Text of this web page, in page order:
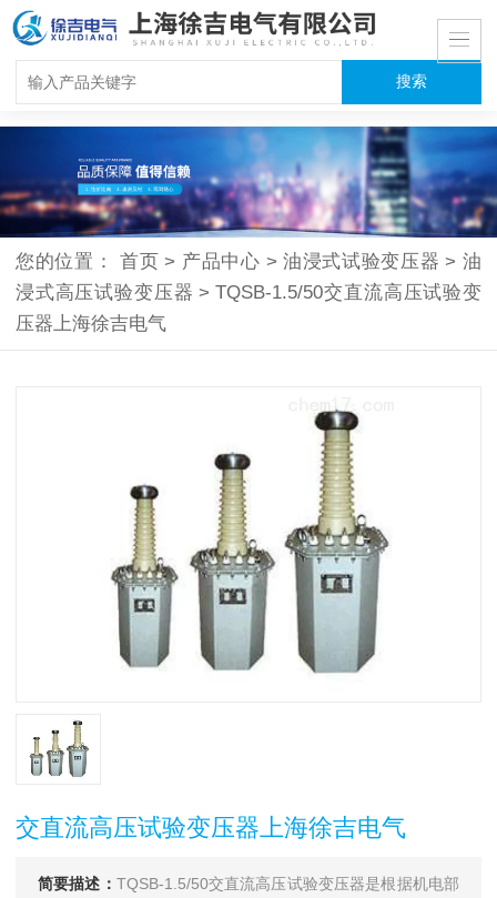
您的位置： 首页 > 产品中心 > 油浸式试验变压器 > 油
浸式高压试验变压器 > TQSB-1.5/50交直流高压试验变
压器上海徐吉电气
交直流高压试验变压器上海徐吉电气
简要描述： TQSB-1.5/50交直流高压试验变压器是根据机电部